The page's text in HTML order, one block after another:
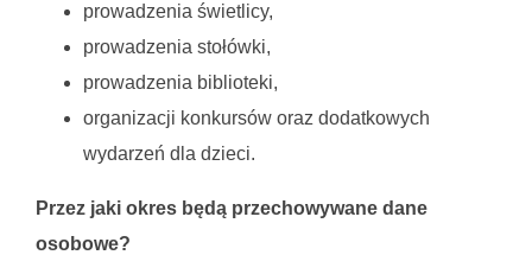
prowadzenia świetlicy,
prowadzenia stołówki,
prowadzenia biblioteki,
organizacji konkursów oraz dodatkowych
wydarzeń dla dzieci.
Przez jaki okres będą przechowywane dane
osobowe?